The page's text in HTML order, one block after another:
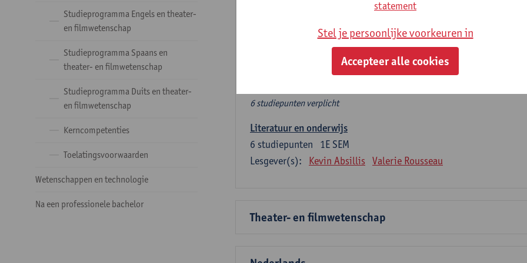
Studieprogramma Engels en theater-
en filmwetenschap
Studieprogramma Spaans en
theater- en filmwetenschap
Studieprogramma Duits en theater-
en filmwetenschap
Kerncompetenties
Toelatingsvoorwaarden
Wetenschappen en technologie
Na een professionele bachelor
Verplicht algemeen opleidingsonderdeel
Deze 6 verplichte studiepunten tellen mee in de
6 studiepunten verplicht
Literatuur en onderwijs
1E SEM
6 studiepunten
Lesgever(s):
Kevin Absillis Valerie Rousseau
Theater- en filmwetenschap
statement
Stel je persoonlijke voorkeuren in
Accepteer alle cookies